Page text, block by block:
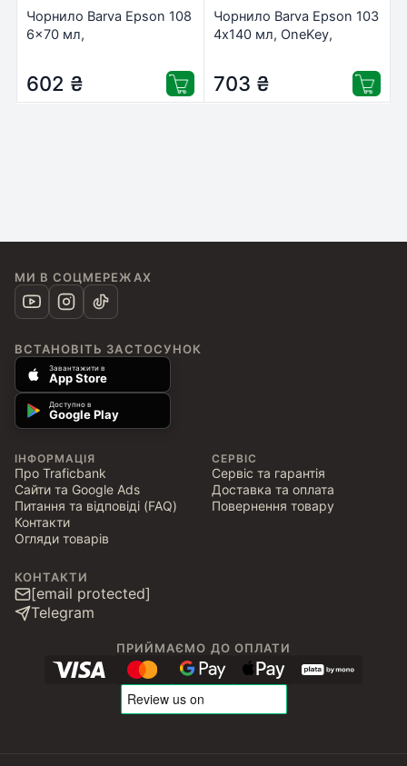
Чорнило Barva Epson 108
6×70 мл,
OneKey (E108-070-MP)
602 ₴
Чорнило Barva Epson 103
4х140 мл, OneKey,
703 ₴
МИ В СОЦМЕРЕЖАХ
ВСТАНОВІТЬ ЗАСТОСУНОК
Завантажити в
App Store
Доступно в
Google Play
ІНФОРМАЦІЯ
Про Traficbank
Сайти та Google Ads
Питання та відповіді (FAQ)
Контакти
Огляди товарів
СЕРВІС
Сервіс та гарантія
Доставка та оплата
Повернення товару
КОНТАКТИ
[email protected]
Telegram
ПРИЙМАЄМО ДО ОПЛАТИ